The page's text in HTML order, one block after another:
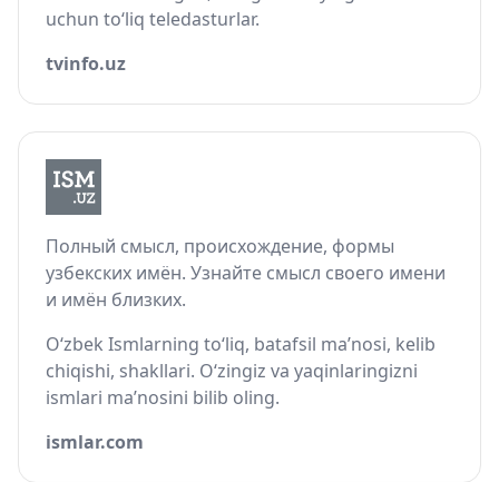
uchun to‘liq teledasturlar.
tvinfo.uz
Полный смысл, происхождение, формы
узбекских имён. Узнайте смысл своего имени
и имён близких.
O‘zbek Ismlarning to‘liq, batafsil ma’nosi, kelib
chiqishi, shakllari. O‘zingiz va yaqinlaringizni
ismlari ma’nosini bilib oling.
ismlar.com